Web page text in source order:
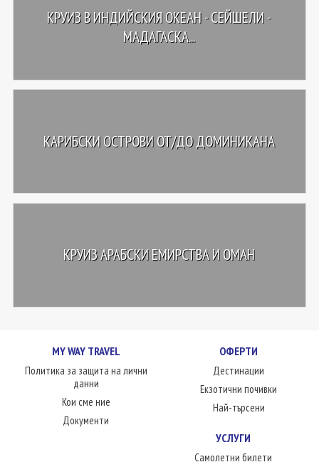
КРУИЗ В ИНДИЙСКИЯ ОКЕАН - СЕЙШЕЛИ -
МАДАГАСКА...
КАРИБСКИ ОСТРОВИ ОТ/ДО ДОМИНИКАНА
КРУИЗ АРАБСКИ ЕМИРСТВА И ОМАН
MY WAY TRAVEL
Политика за защита на лични
данни
Кои сме ние
Документи
ОФЕРТИ
Дестинации
Екзотични почивки
Най-търсени
УСЛУГИ
Самолетни билети